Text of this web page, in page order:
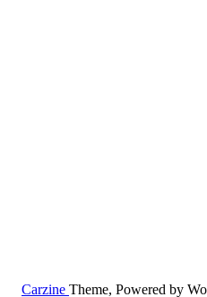
Carzine Theme, Powered by